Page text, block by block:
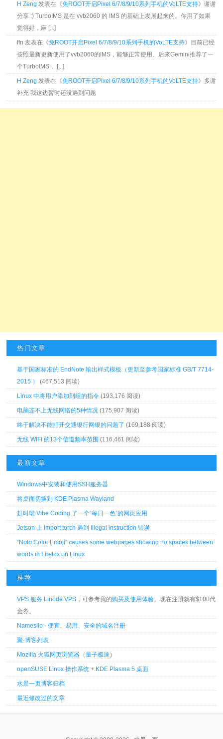
H Zeng 发表在《免ROOT开启Pixel 6/7/8/9/10系列手机的VoLTE支持》谢谢
分享 :) TurboIMS 是在 vvb2060 的 IMS 的基础上发展起来的。你用了如果
觉得好，麻 [...]
ffn 发表在《免ROOT开启Pixel 6/7/8/9/10系列手机的VoLTE支持》目前已经
按照最新更新使用了vvb2060的IMS，能够正常使用。后来Gemini推荐了一
个TurboIMS， [...]
H Zeng 发表在《免ROOT开启Pixel 6/7/8/9/10系列手机的VoLTE支持》多谢
补充 我这边暂时还没遇到问题
热门文章
基于国家标准的 EndNote 输出样式模板（更新至参考国家标准 GB/T 7714-
2015 ）
(467,513 阅读)
Linux 中将用户添加到组的指令 (193,176 阅读)
电脑连不上无线网络的5种情况 (175,907 阅读)
终于解决不能打开交通银行网银的问题了 (169,188 阅读)
无线 WIFI 的13个信道频率范围 (116,461 阅读)
最新文章
Windows中安装和使用SSH服务器
将桌面切换到 KDE Plasma Wayland
赶时髦 Vibe Coding 了一个“每日一色”的网页应用
Jetson 上 import torch 遇到 Illegal instruction 错误
“Noto Color Emoji” causes some webpages showing no spaces between
words in Firefox on Linux
推荐
VPS 服务 Linode VPS ，可参考我的购买及使用体验。现在注册就有$100代
金券。
Namesilo - 便宜、易用、安全的域名注册
聚·博客列表
Mozilla 火狐网页浏览器 （量子极速 ）
openSUSE Linux 操作系统 + KDE Plasma 5 桌面
水景一页博客归档
最近修改过的文章